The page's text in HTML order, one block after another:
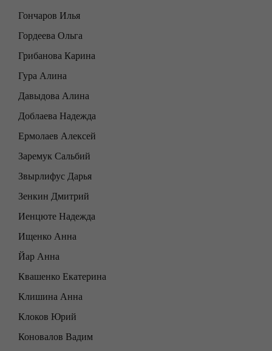
Гончаров Илья
Гордеева Ольга
Грибанова Карина
Гура Алина
Давыдова Алина
Доблаева Надежда
Ермолаев Алексей
Заремук Сальбий
Звырлифус Дарья
Зенкин Дмитрий
Иенцюте Надежда
Ищенко Анна
Йар Анна
Квашенко Екатерина
Клишина Анна
Клоков Юрий
Коновалов Вадим